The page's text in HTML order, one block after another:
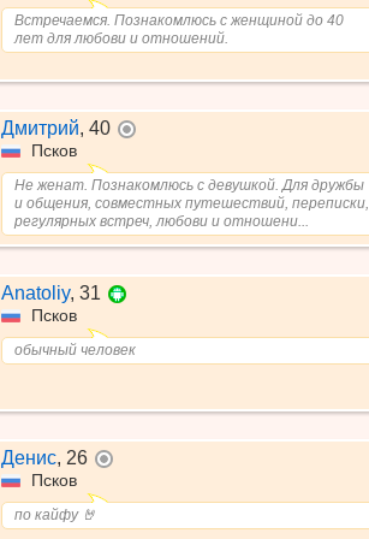
Встречаемся. Познакомлюсь с женщиной до 40
лет для любови и отношений.
Дмитрий, 40
Псков
Не женат. Познакомлюсь с девушкой. Для дружбы
и общения, совместных путешествий, переписки,
регулярных встреч, любови и отношени...
Anatoliy, 31
Псков
обычный человек
Денис, 26
Псков
по кайфу 🤘